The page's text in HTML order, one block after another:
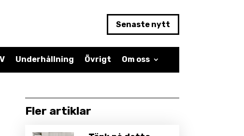
Senaste nytt
Underhållning Övrigt Om oss
Fler artiklar